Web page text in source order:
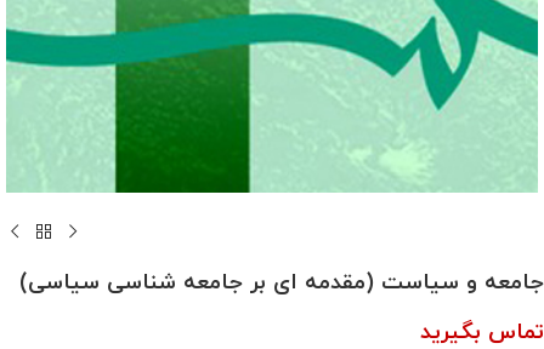
جامعه و سیاست (مقدمه ای بر جامعه شناسی سیاسی)
تماس بگیرید